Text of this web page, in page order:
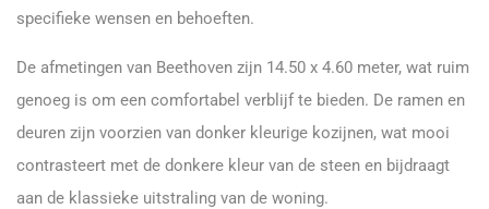
specifieke wensen en behoeften.
De afmetingen van Beethoven zijn 14.50 x 4.60 meter, wat ruim
genoeg is om een comfortabel verblijf te bieden. De ramen en
deuren zijn voorzien van donker kleurige kozijnen, wat mooi
contrasteert met de donkere kleur van de steen en bijdraagt
aan de klassieke uitstraling van de woning.